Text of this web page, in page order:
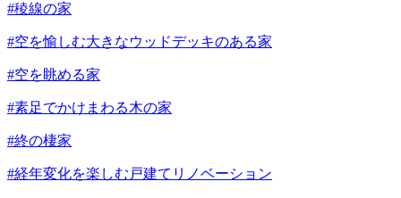
#稜線の家
#空を愉しむ大きなウッドデッキのある家
#空を眺める家
#素足でかけまわる木の家
#終の棲家
#経年変化を楽しむ戸建てリノベーション